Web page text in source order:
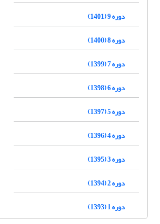
دوره 9 (1401)
دوره 8 (1400)
دوره 7 (1399)
دوره 6 (1398)
دوره 5 (1397)
دوره 4 (1396)
دوره 3 (1395)
دوره 2 (1394)
دوره 1 (1393)